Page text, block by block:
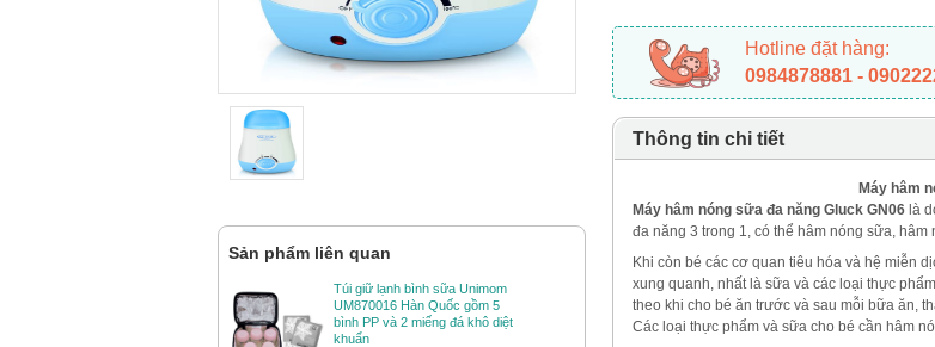
Hotline đặt hàng:
0984878881 -
Thông tin chi tiết
Máy hâm
Máy hâm nóng sữa đa năng Gluck GN06 là
đa năng 3 trong 1, có thể hâm nóng sữa,
Khi còn bé các cơ quan tiêu hóa và hệ miễn
xung quanh, nhất là sữa và các loại thực
theo khi cho bé ăn trước và sau mỗi bữa ăn,
Các loại thực phẩm và sữa cho bé cần hâm
Sản phẩm liên quan
Túi giữ lạnh bình sữa Unimom
UM870016 Hàn Quốc gồm 5
bình PP và 2 miếng đá khô diệt
khuẩn